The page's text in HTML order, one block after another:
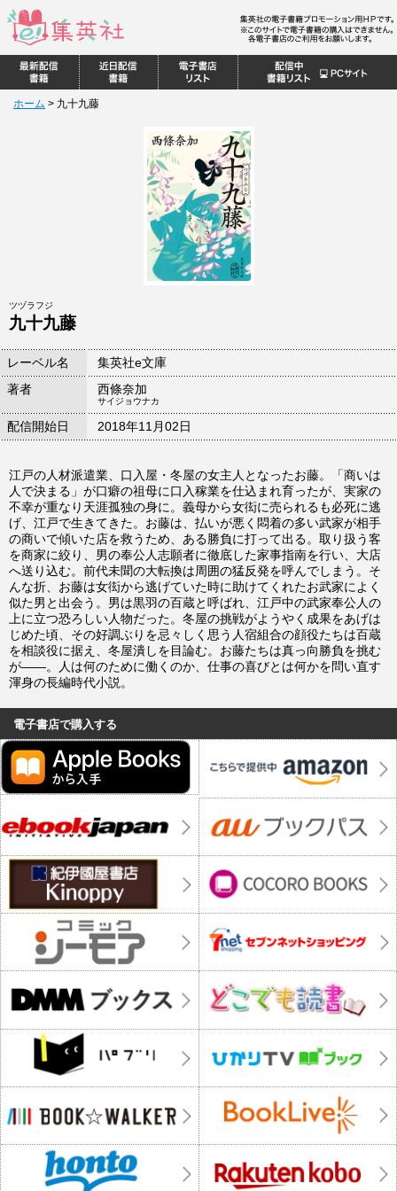
ホーム > 九十九藤
ツヅラフジ
九十九藤
レーベル名
集英社e文庫
著者
西條奈加
サイジョウナカ
配信開始日 2018年11月02日
江戸の人材派遣業、口入屋・冬屋の女主人となったお藤。「商いは
人で決まる」が口癖の祖母に口入稼業を仕込まれ育ったが、実家の
不幸が重なり天涯孤独の身に。義母から女衒に売られるも必死に逃
げ、江戸で生きてきた。お藤は、払いが悪く悶着の多い武家が相手
の商いで傾いた店を救うため、ある勝負に打って出る。取り扱う客
を商家に絞り、男の奉公人志願者に徹底した家事指南を行い、大店
へ送り込む。前代未聞の大転換は周囲の猛反発を呼んでしまう。そ
んな折、お藤は女衒から逃げていた時に助けてくれたお武家によく
似た男と出会う。男は黒羽の百蔵と呼ばれ、江戸中の武家奉公人の
上に立つ恐ろしい人物だった。冬屋の挑戦がようやく成果をあげは
じめた頃、その好調ぶりを忌々しく思う人宿組合の顔役たちは百蔵
を相談役に据え、冬屋潰しを目論む。お藤たちは真っ向勝負を挑む
が――。人は何のために働くのか、仕事の喜びとは何かを問い直す
渾身の長編時代小説。
電子書店で購入する